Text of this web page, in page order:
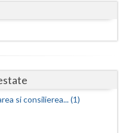
si consilierea... (1)